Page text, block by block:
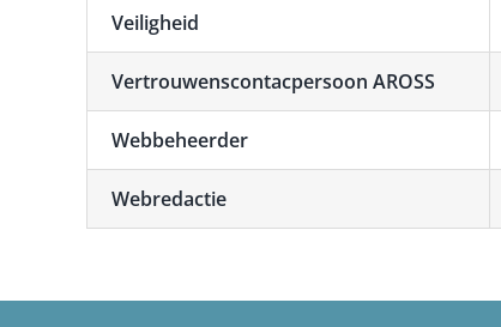
Veiligheid
Vertrouwenscontacpersoon AROSS
Webbeheerder
Webredactie